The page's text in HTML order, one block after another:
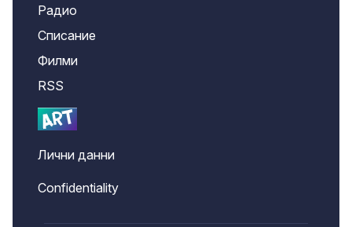
Радио
Списание
Филми
RSS
Лични данни
Confidentiality